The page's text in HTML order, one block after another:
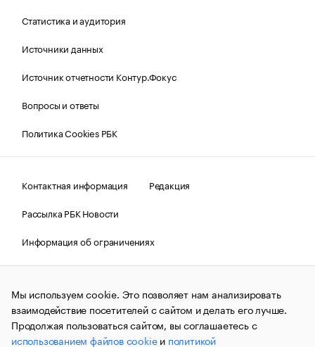
Статистика и аудитория
Источники данных
Источник отчетности Контур.Фокус
Вопросы и ответы
Политика Cookies РБК
Контактная информация
Редакция
Рассылка РБК Новости
Информация об ограничениях
Правовая информация
О соблюдении авторских прав
© АО «РОСБИЗНЕСКОНСАЛТИНГ»,1995–2026.Сообщения
и материалы информационного агентства «РБК»
(зарегистрировано Федеральной службой по надзору в сфере
связи, информационных технологий и массовых
коммуникаций (Роскомнадзор) 09.12.2015 за номером ИА
Мы используем cookie. Это позволяет нам анализировать
взаимодействие посетителей с сайтом и делать его лучше.
Продолжая пользоваться сайтом, вы соглашаетесь с
использованием файлов cookieи политикой